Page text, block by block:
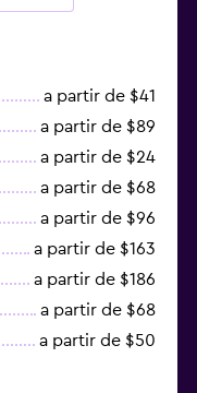
a partir de $41
a partir de $89
a partir de $24
a partir de $68
a partir de $96
a partir de $163
a partir de $186
a partir de $68
a partir de $50